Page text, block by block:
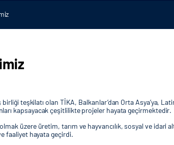
teşkilatı olan TİKA, Balkanlar’dan Orta Asya’ya,
kapsayacak çeşitlilikte projeler hayata geçirmektedir.
üzere üretim, tarım ve hayvancılık, sosyal ve
faaliyet hayata geçirdi.